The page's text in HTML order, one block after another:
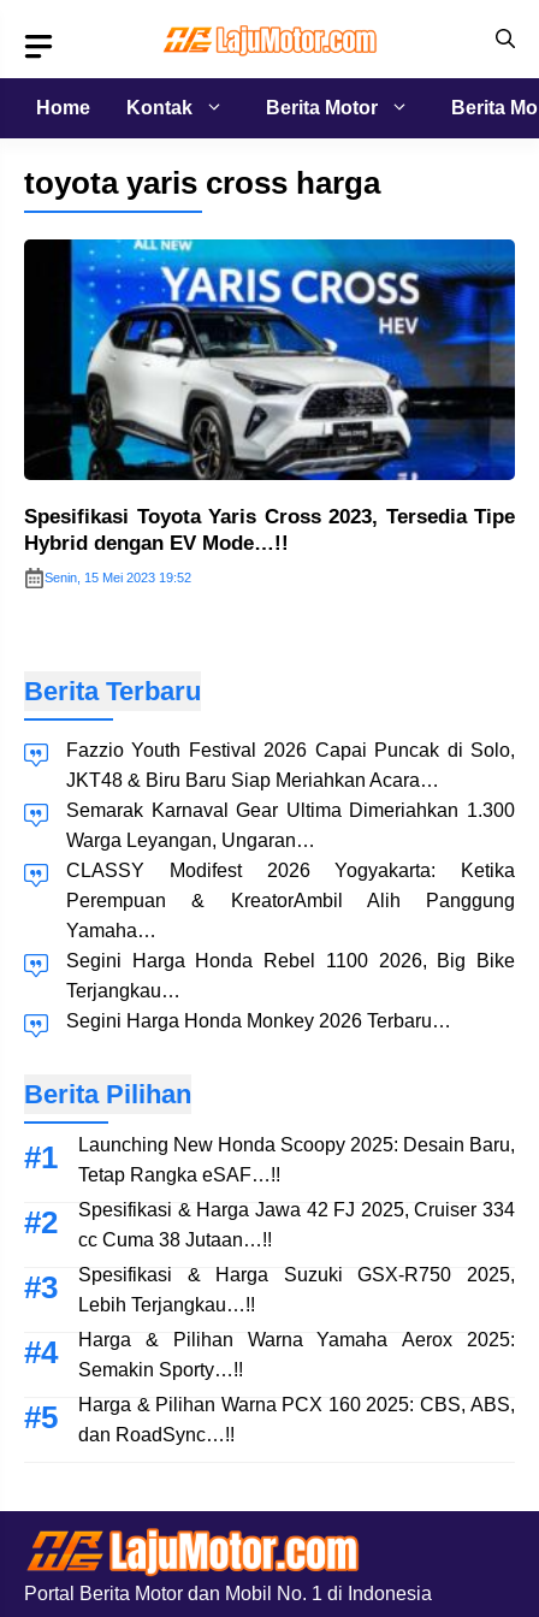
isi
Home
Kontak Berita Motor Berita
toyota yaris cross harga
Spesifikasi Toyota Yaris Cross 2023, Tersedia Tipe
Hybrid dengan EV Mode…!!
Senin, 15 Mei 2023 19:52
Berita Terbaru
Fazzio Youth Festival 2026 Capai Puncak di Solo,
JKT48 & Biru Baru Siap Meriahkan Acara…
Semarak Karnaval Gear Ultima Dimeriahkan 1.300
Warga Leyangan, Ungaran…
CLASSY Modifest 2026 Yogyakarta: Ketika
Perempuan & KreatorAmbil Alih Panggung
Yamaha…
Segini Harga Honda Rebel 1100 2026, Big Bike
Terjangkau…
Segini Harga Honda Monkey 2026 Terbaru…
Berita Pilihan
Launching New Honda Scoopy 2025: Desain Baru,
Tetap Rangka eSAF…!!
Spesifikasi & Harga Jawa 42 FJ 2025, Cruiser 334
cc Cuma 38 Jutaan…!!
Spesifikasi & Harga Suzuki GSX-R750 2025,
Lebih Terjangkau…!!
Harga & Pilihan Warna Yamaha Aerox 2025:
Semakin Sporty…!!
Harga & Pilihan Warna PCX 160 2025: CBS, ABS,
dan RoadSync…!!
Portal Berita Motor dan Mobil No. 1 di Indonesia